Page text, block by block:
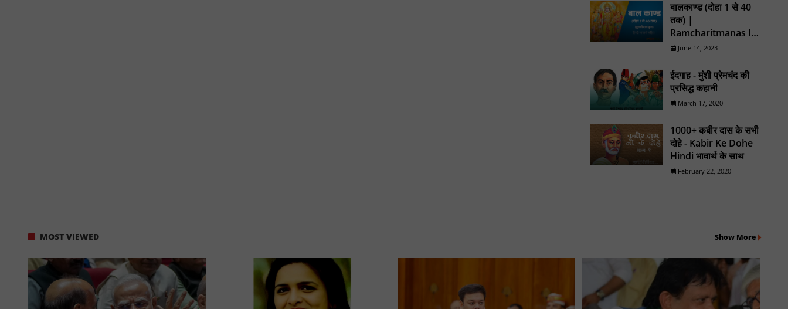
बालकाण्ड (दोहा 1 से 40
तक) |
Ramcharitmanas In
Hindi
June 14, 2023
ईदगाह - मुंशी प्रेमचंद की
प्रसिद्ध कहानी
March 17, 2020
1000+ कबीर दास के सभी
दोहे - Kabir Ke Dohe
Hindi भावार्थ के साथ
February 22, 2020
MOST VIEWED Show More